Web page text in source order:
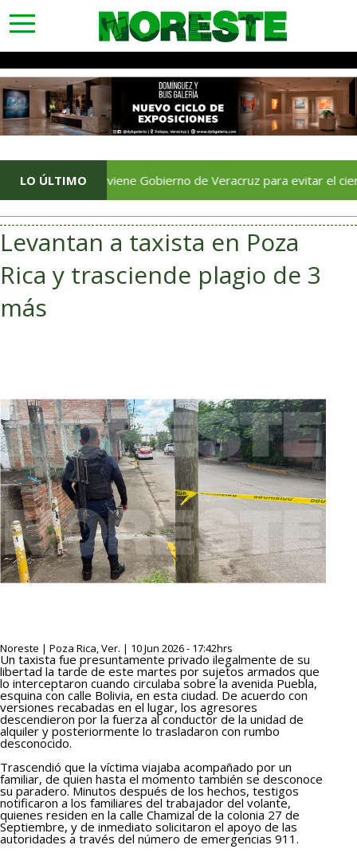
toggle
navigation
LO ÚLTIMO
Interviene Gobierno de Veracruz para evitar el cierre del
Levantan a taxista en Poza
Rica y trasciende plagio de 3
más
Noreste | Poza Rica, Ver. | 10 Jun 2026 - 17:42hrs
Un taxista fue presuntamente privado ilegalmente de su
libertad la tarde de este martes por sujetos armados que
lo interceptaron cuando circulaba sobre la avenida Puebla,
esquina con calle Bolivia, en esta ciudad. De acuerdo con
versiones recabadas en el lugar, los agresores
descendieron por la fuerza al conductor de la unidad de
alquiler y posteriormente lo trasladaron con rumbo
desconocido.
Trascendió que la víctima viajaba acompañado por un
familiar, de quien hasta el momento también se desconoce
su paradero. Minutos después de los hechos, testigos
notificaron a los familiares del trabajador del volante,
quienes residen en la calle Chamizal de la colonia 27 de
Septiembre, y de inmediato solicitaron el apoyo de las
autoridades a través del número de emergencias 911.